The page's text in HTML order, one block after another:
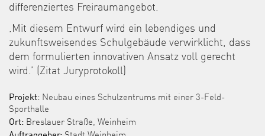
differenziertes Freiraumangebot.
‚Mit diesem Entwurf wird ein lebendiges und
zukunftsweisendes Schulgebäude verwirklicht, dass
dem formulierten innovativen Ansatz voll gerecht
wird.’ (Zitat Juryprotokoll)
Projekt: Neubau eines Schulzentrums mit einer 3-Feld-
Sporthalle
Ort: Breslauer Straße, Weinheim